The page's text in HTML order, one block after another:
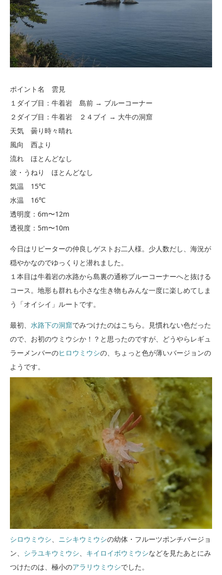
ポイント名 雲見
１ダイブ目：牛着岩 島前 → ブルーコーナー
２ダイブ目：牛着岩 ２４ブイ → 大牛の洞窟
天気 曇り時々晴れ
風向 西より
流れ ほとんどなし
波・うねり ほとんどなし
気温 15℃
水温 16℃
透明度：6m〜12m
透視度：5m〜10m
今日はリピーターの仲良しゲストお二人様。少人数だし、海況が
穏やかなのでゆっくりと潜れました。
１本目は牛着岩の水路から島裏の通称ブルーコーナーへと抜ける
コース。地形も群れも小さな生き物もみんな一度に楽しめてしま
う「オイシイ」ルートです。
最初、 水路下の洞窟でみつけたのはこちら。見慣れない色だった
ので、お初のウミウシか！？と思ったのですが、どうやらレギュ
ラーメンバーのヒロウミウシの、ちょっと色が薄いバージョンの
ようです。
シロウミウシ、 ニシキウミウシの幼体・フルーツポンチバージョ
ン、 シラユキウミウシ、 キイロイボウミウシなどを見たあとにみ
つけたのは、極小のアラリウミウシでした。